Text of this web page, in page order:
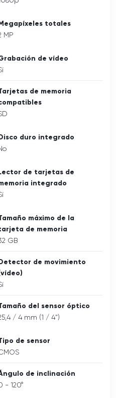
totales
MP
de vídeo
de memoria
duro integrado
de tarjetas de
integrado
máximo de la
de memoria
GB
de movimiento
del sensor óptico
/ 4 mm (1 / 4")
de sensor
de inclinación
- 120°